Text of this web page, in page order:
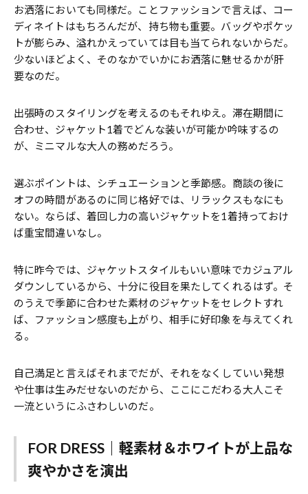
お洒落においても同様だ。ことファッションで言えば、コー
ディネイトはもちろんだが、持ち物も重要。バッグやポケッ
トが膨らみ、溢れかえっていては目も当てられないからだ。
少ないほどよく、そのなかでいかにお洒落に魅せるかが肝
要なのだ。
出張時のスタイリングを考えるのもそれゆえ。滞在期間に
合わせ、ジャケット1着でどんな装いが可能か吟味するの
が、ミニマルな大人の務めだろう。
選ぶポイントは、シチュエーションと季節感。商談の後に
オフの時間があるのに同じ格好では、リラックスもなにも
ない。ならば、着回し力の高いジャケットを1着持っておけ
ば重宝間違いなし。
特に昨今では、ジャケットスタイルもいい意味でカジュアル
ダウンしているから、十分に役目を果たしてくれるはず。そ
のうえで季節に合わせた素材のジャケットをセレクトすれ
ば、ファッション感度も上がり、相手に好印象を与えてくれ
る。
自己満足と言えばそれまでだが、それをなくしていい発想
や仕事は生みだせないのだから、ここにこだわる大人こそ
一流というにふさわしいのだ。
FOR DRESS｜軽素材＆ホワイトが上品な
爽やかさを演出